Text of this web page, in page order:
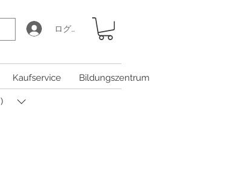
ログイン
Kaufservice Bildungszentrum